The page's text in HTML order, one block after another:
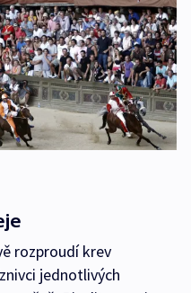
rozproudí krev
jednotlivých